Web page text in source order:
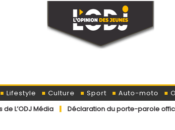
Lifestyle Culture Sport Auto-moto
Déclaration du porte-parole officiel du ministère